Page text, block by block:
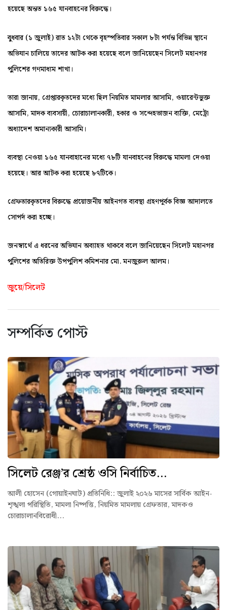
হয়েছে অন্তত ১৬৫ যানবাহনের বিরুদ্ধে।
বুধবার (১ জুলাই) রাত ১২টা থেকে বৃহস্পতিবার সকাল ৮টা পর্যন্ত বিভিন্ন স্থানে
অভিযান চালিয়ে তাদের আটক করা হয়েছে বলে জানিয়েছেন সিলেট মহানগর
পুলিশের গণমাধ্যম শাখা।
তারা জানায়, গ্রেপ্তারকৃতদের মধ্যে ছিল নিয়মিত মামলার আসামি, ওয়ারেন্টভুক্ত
আসামি, মাদক ব্যবসায়ী, চোরাচালানকারী, হকার ও সন্দেহভাজন ব্যক্তি, মেট্রো
অধ্যাদেশ অমান্যকারী আসামি।
ব্যবস্থা নেওয়া ১৬৫ যানবাহানের মধ্যে ৭৮টি যানবাহনের বিরুদ্ধে মামলা দেওয়া
হয়েছে। আর আটক করা হয়েছে ৮৭টিকে।
গ্রেফতারকৃতদের বিরুদ্ধে প্রয়োজনীয় আইনগত ব্যবস্থা গ্রহণপূর্বক বিজ্ঞ আদালতে
সোপর্দ করা হচ্ছে।
জনস্বার্থে এ ধরনের অভিযান অব্যাহত থাকবে বলে জানিয়েছেন সিলেট মহানগর
পুলিশের অতিরিক্ত উপপুলিশ কমিশনার মো. মনজুরুল আলম।
জুয়ে/সিলেট
সম্পর্কিত পোস্ট
সিলেট রেঞ্জ’র শ্রেষ্ঠ ওসি নির্বাচিত...
আলী হোসেন (গোয়াইনঘাট) প্রতিনিধি:: ‎জুলাই ২০২৬ মাসের সার্বিক আইন-
শৃঙ্খলা পরিস্থিতি, মামলা নিষ্পত্তি, নিয়মিত মামলায় গ্রেফতার, মাদকও
চোরাচালানবিরোধী...